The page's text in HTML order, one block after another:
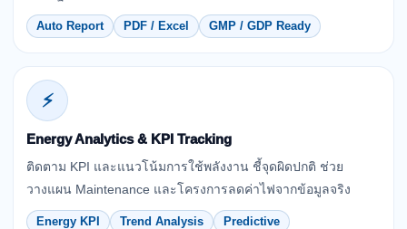
Auto Report PDF / Excel GMP / GDP Ready
⚡
Energy Analytics & KPI Tracking
ติดตาม KPI และแนวโน้มการใช้พลังงาน ชี้จุดผิดปกติ ช่วย
วางแผน Maintenance และโครงการลดค่าไฟจากข้อมูลจริง
Energy KPI Trend Analysis Predictive